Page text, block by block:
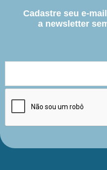
Cadastre seu e-
a newsletter